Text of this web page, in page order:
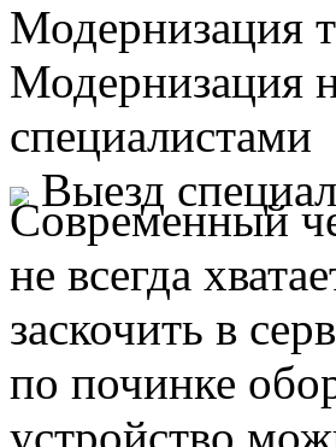
Модернизация
Модернизация
специалистами
Выезд
Современный
не всегда
заскочить в
по починке